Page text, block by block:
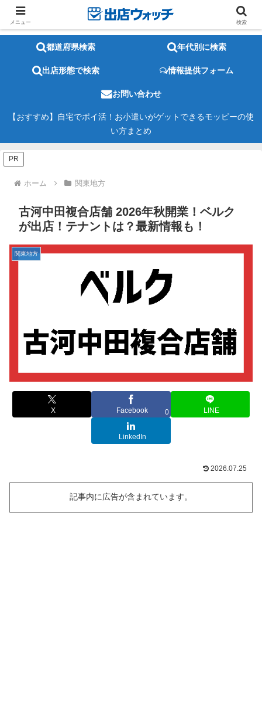
都道府県検索 年代別に検索
出店形態で検索 情報提供フォーム
お問い合わせ
【おすすめ】自宅でポイ活！お小遣いがゲットできるモッピーの使
い方まとめ
PR
ホーム 関東地方
古河中田複合店舗 2026年秋開業！ベルク
が出店！テナントは？最新情報も！
関東地方
X Facebook 0 LINE
LinkedIn
2026.07.25
記事内に広告が含まれています。
メニュー 検索